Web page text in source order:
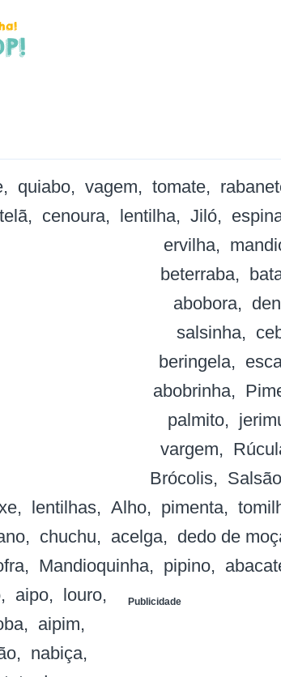
quiabo vagem tomate
cenoura lentilha Jiló
ervilha
beterraba
abobora
salsinha
beringela
abobrinha
palmito
vargem
Brócolis
Salsão
lentilhas Alho pimenta
chuchu acelga dedo de
Mandioquinha pipino
Publicidade
aipo
louro
aipim
nabiça